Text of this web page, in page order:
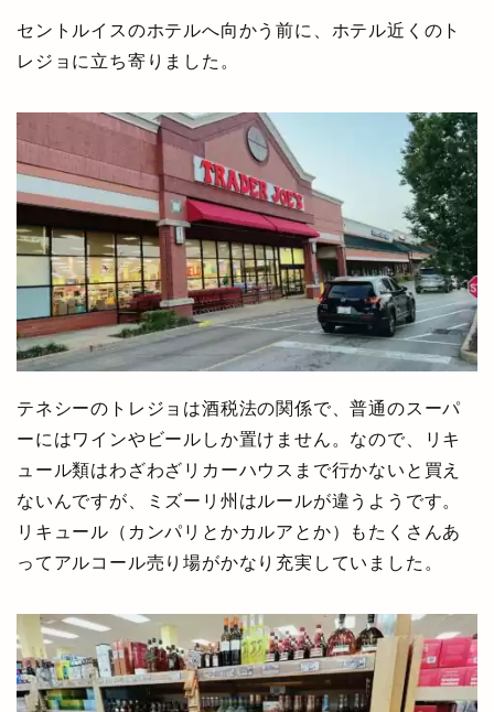
セントルイスのホテルへ向かう前に、ホテル近くのト
レジョに立ち寄りました。
テネシーのトレジョは酒税法の関係で、普通のスーパ
ーにはワインやビールしか置けません。なので、リキ
ュール類はわざわざリカーハウスまで行かないと買え
ないんですが、ミズーリ州はルールが違うようです。
リキュール（カンパリとかカルアとか）もたくさんあ
ってアルコール売り場がかなり充実していました。